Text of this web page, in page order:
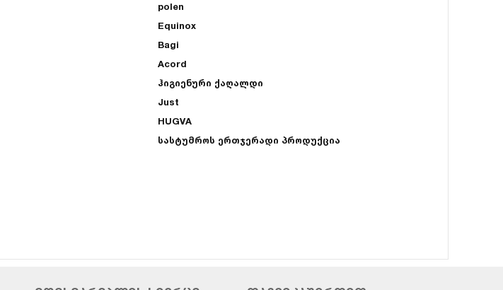
polen
Equinox
Bagi
Acord
ჰიგიენური ქაღალდი
Just
HUGVA
სასტუმროს ერთჯერადი პროდუქცია